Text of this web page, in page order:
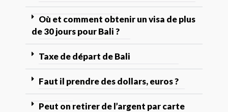
Où et comment obtenir un visa de plus
de 30 jours pour Bali ?
Taxe de départ de Bali
Faut il prendre des dollars, euros ?
Peut on retirer de l’argent par carte